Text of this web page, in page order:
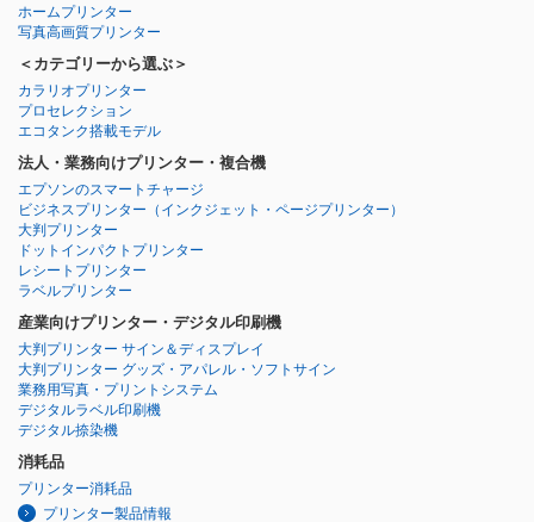
ホームプリンター
写真高画質プリンター
＜カテゴリーから選ぶ＞
カラリオプリンター
プロセレクション
エコタンク搭載モデル
法人・業務向けプリンター・複合機
エプソンのスマートチャージ
ビジネスプリンター （インクジェット・ページプリンター）
大判プリンター
ドットインパクトプリンター
レシートプリンター
ラベルプリンター
産業向けプリンター・デジタル印刷機
大判プリンター サイン＆ディスプレイ
大判プリンター グッズ・アパレル・ソフトサイン
業務用写真・プリントシステム
デジタルラベル印刷機
デジタル捺染機
消耗品
プリンター消耗品
プリンター製品情報